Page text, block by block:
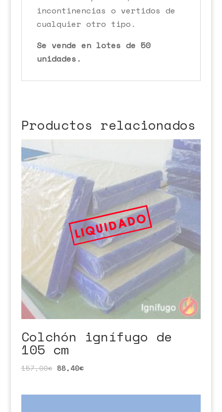
incontinencias o vertidos de
cualquier otro tipo.
Se vende en lotes de 50
unidades.
Productos relacionados
Colchón ignífugo de
105 cm
157,00€ 88,40€